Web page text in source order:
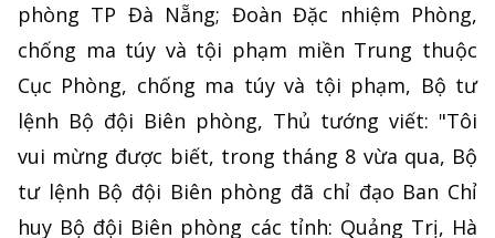
phòng TP Đà Nẵng; Đoàn Đặc nhiệm Phòng,
chống ma túy và tội phạm miền Trung thuộc
Cục Phòng, chống ma túy và tội phạm, Bộ tư
lệnh Bộ đội Biên phòng, Thủ tướng viết: "Tôi
vui mừng được biết, trong tháng 8 vừa qua, Bộ
tư lệnh Bộ đội Biên phòng đã chỉ đạo Ban Chỉ
huy Bộ đội Biên phòng các tỉnh: Quảng Trị, Hà